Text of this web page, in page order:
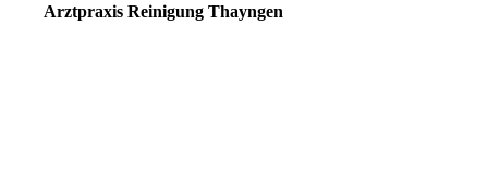
Arztpraxis Reinigung Thayngen